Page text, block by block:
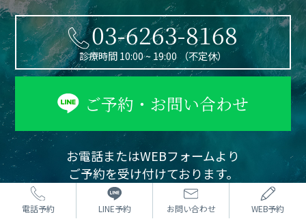
電話予約 LINE予約 お問い合わせ WEB予約
03-6263-8168
診療時間 10:00 ~ 19:00 （不定休）
ご予約・お問い合わせ
お電話またはWEBフォームより
ご予約を受け付けております。
カウンセリングは無料です。
まずはお気軽にご相談ください。